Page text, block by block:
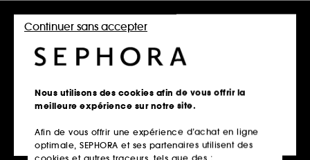
HERMÈS
Twilly Eau Ginger
Eau de Parfum
GIVENCHY
L'Interdit Parfum
Parfum florale boisée pour femme
Nous utilisons des cookies afin de vous offrir la
meilleure expérience sur notre site.
Afin de vous offrir une expérience d’achat en ligne
optimale, SEPHORA et ses partenaires utilisent des
cookies et autres traceurs, tels que des :
Continuer sans accepter